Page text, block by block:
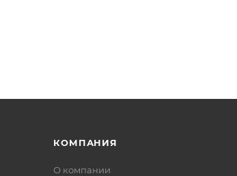
КОМПАНИЯ
О компании